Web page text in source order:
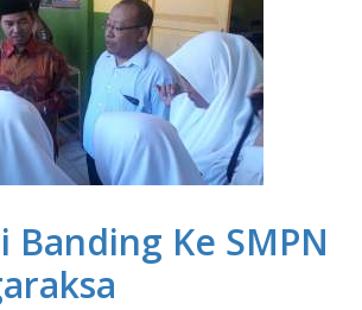
Banding Ke SMPN